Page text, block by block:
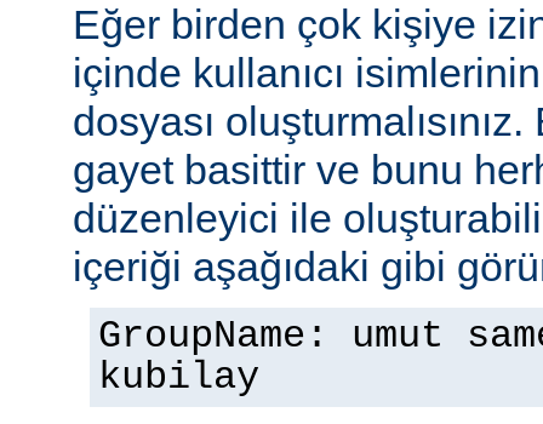
Eğer birden çok kişiye
içinde kullanıcı
dosyası
gayet basittir ve bunu
düzenleyici ile
içeriği aşağıdaki gibi
GroupName: umut
kubilay